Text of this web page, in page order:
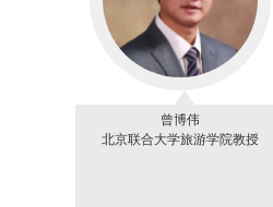
曾博伟
北京联合大学旅游学院教授